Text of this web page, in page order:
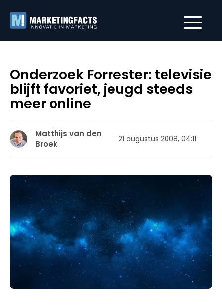
Onderzoek Forrester: televisie
blijft favoriet, jeugd steeds
meer online
Matthijs van den
Broek
21 augustus 2008, 04:11